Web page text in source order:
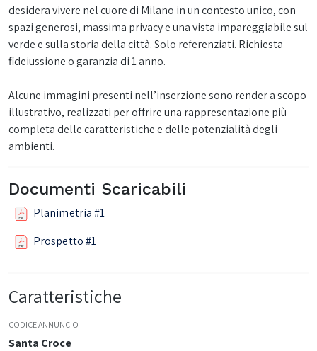
desidera vivere nel cuore di Milano in un contesto unico, con
spazi generosi, massima privacy e una vista impareggiabile sul
verde e sulla storia della città. Solo referenziati. Richiesta
fideiussione o garanzia di 1 anno.
Alcune immagini presenti nell’inserzione sono render a scopo
illustrativo, realizzati per offrire una rappresentazione più
completa delle caratteristiche e delle potenzialità degli
ambienti.
Documenti Scaricabili
Planimetria #1
Prospetto #1
Caratteristiche
CODICE ANNUNCIO
Santa Croce